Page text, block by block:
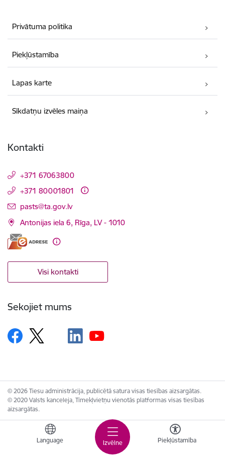
Izvēlne
Language Piekļūstamība
Privātuma politika
Piekļūstamība
Lapas karte
Sīkdatņu izvēles maiņa
Kontakti
+371 67063800
+371 80001801
E-pasts:
pasts@ta.gov.lv
Antonijas iela 6, Rīga, LV - 1010
Visi kontakti
Sekojiet mums
© 2026 Tiesu administrācija, publicētā satura visas tiesības aizsargātas.
© 2020 Valsts kanceleja, Tīmekļvietņu vienotās platformas visas tiesības
aizsargātas.